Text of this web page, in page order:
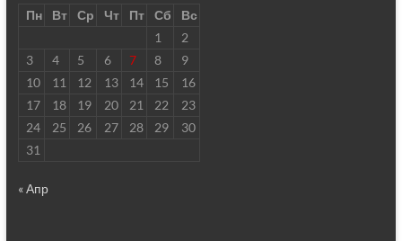
Пн
Вт Ср Чт Пт Сб
Вс
1
2
3
4 5 6 7 8
9
10
11 12 13 14 15
16
17
18 19 20 21 22
23
24
25 26 27 28 29
30
31
« Апр